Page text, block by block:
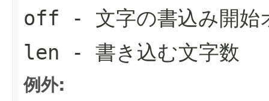
off - 文字の書込み開始
len - 書き込む文字数
例外: